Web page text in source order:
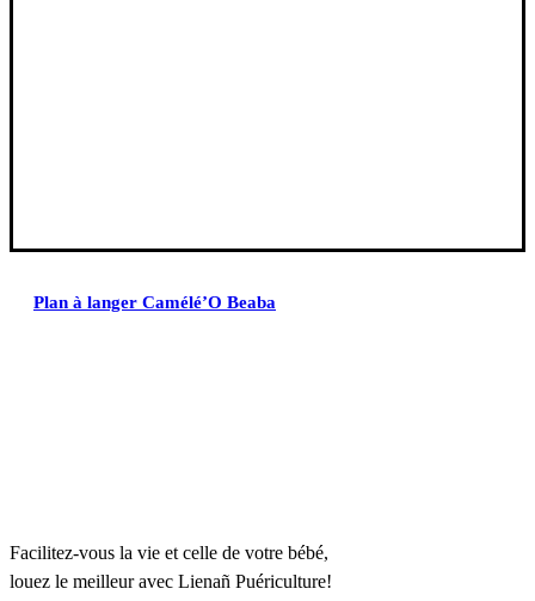
Plan à langer Camélé’O Beaba
Facilitez-vous la vie et celle de votre bébé,
louez le meilleur avec Lienañ Puériculture!